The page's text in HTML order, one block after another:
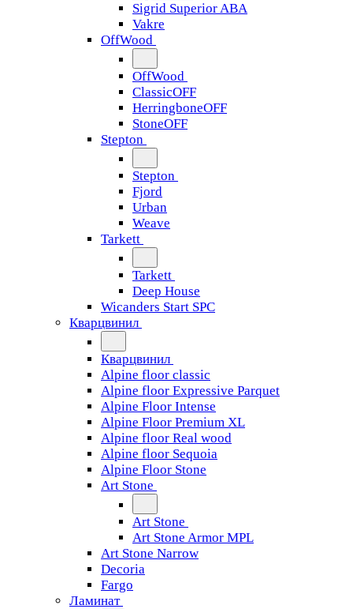
Sigrid Superior ABA
Vakre
OffWood
OffWood
ClassicOFF
HerringboneOFF
StoneOFF
Stepton
Stepton
Fjord
Urban
Weave
Tarkett
Tarkett
Deep House
Wicanders Start SPC
Кварцвинил
Кварцвинил
Alpine floor classic
Alpine floor Expressive Parquet
Alpine Floor Intense
Alpine Floor Premium XL
Alpine floor Real wood
Alpine floor Sequoia
Alpine Floor Stone
Art Stone
Art Stone
Art Stone Armor MPL
Art Stone Narrow
Decoria
Fargo
Ламинат